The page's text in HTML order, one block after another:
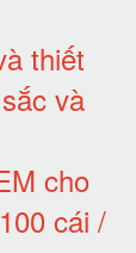
thiết
và
cho
cái /